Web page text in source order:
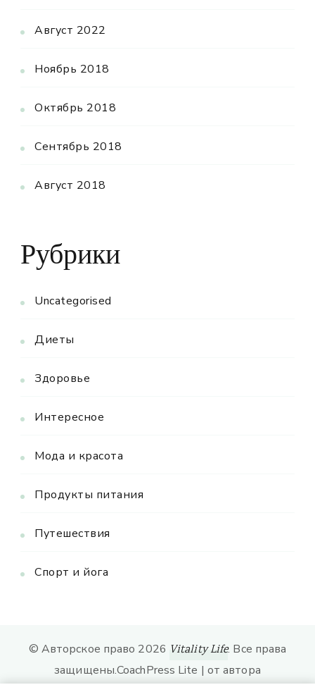
Август 2022
Ноябрь 2018
Октябрь 2018
Сентябрь 2018
Август 2018
Рубрики
Uncategorised
Диеты
Здоровье
Интересное
Мода и красота
Продукты питания
Путешествия
Спорт и йога
© Авторское право 2026 Vitality Life. Все права
защищены.CoachPress Lite | от автора